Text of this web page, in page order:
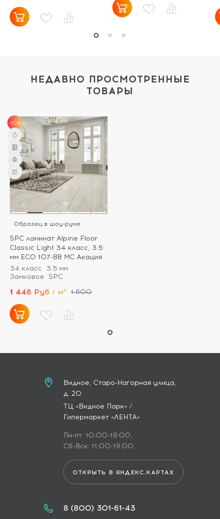
НЕДАВНО ПРОСМОТРЕННЫЕ
ТОВАРЫ
-10%
Образец в шоу-руме
SPC ламинат Alpine Floor
Classic Light 34 класс, 3.5
мм ECO 107-88 МС Акация
34 класс
3.5 мм
Замковое
SPC
1 446 Руб / м² 1 600
Видное, Старо-Нагорная улица,
д. 20
ТЦ «Видное Парк» /
Гипермаркет «ЛЕНТА»
Пн-пт: 10:00-19:00,
Сб-Вск: 11:00-19:00
ОТКРЫТЬ В ЯНДЕКС.КАРТАХ
8 (800) 301-61-43